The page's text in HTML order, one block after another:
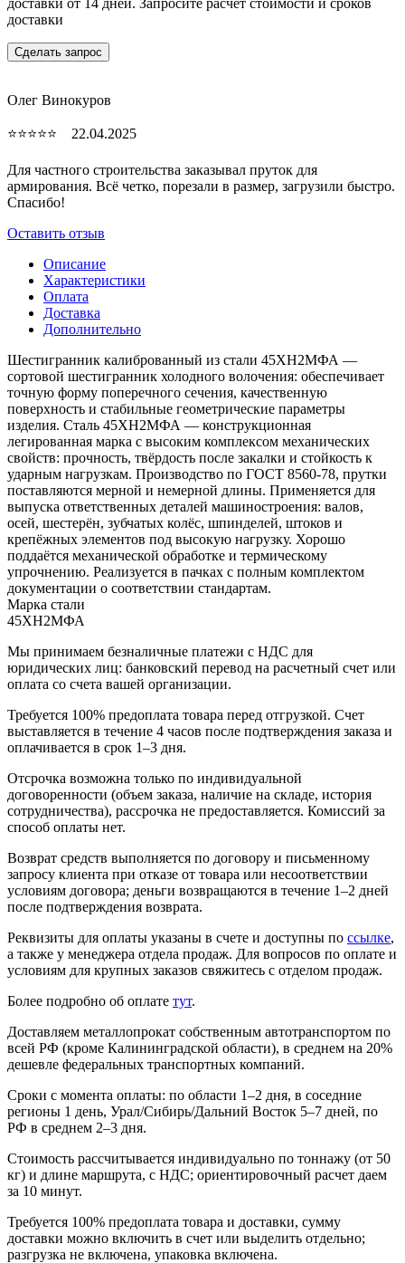
доставки
Сделать запрос
Олег Винокуров
⭐⭐⭐⭐⭐ 22.04.2025
Для частного строительства заказывал пруток для
армирования. Всё четко, порезали в размер, загрузили быстро.
Спасибо!
Оставить отзыв
Описание
Характеристики
Оплата
Доставка
Дополнительно
Шестигранник калиброванный из стали 45ХН2МФА —
сортовой шестигранник холодного волочения: обеспечивает
точную форму поперечного сечения, качественную
поверхность и стабильные геометрические параметры
изделия. Сталь 45ХН2МФА — конструкционная
легированная марка с высоким комплексом механических
свойств: прочность, твёрдость после закалки и стойкость к
ударным нагрузкам. Производство по ГОСТ 8560-78, прутки
поставляются мерной и немерной длины. Применяется для
выпуска ответственных деталей машиностроения: валов,
осей, шестерён, зубчатых колёс, шпинделей, штоков и
крепёжных элементов под высокую нагрузку. Хорошо
поддаётся механической обработке и термическому
упрочнению. Реализуется в пачках с полным комплектом
документации о соответствии стандартам.
Марка стали
45ХН2МФА
Мы принимаем безналичные платежи с НДС для
юридических лиц: банковский перевод на расчетный счет или
оплата со счета вашей организации.
Требуется 100% предоплата товара перед отгрузкой. Счет
выставляется в течение 4 часов после подтверждения заказа и
оплачивается в срок 1–3 дня.
Отсрочка возможна только по индивидуальной
договоренности (объем заказа, наличие на складе, история
сотрудничества), рассрочка не предоставляется. Комиссий за
способ оплаты нет.
Возврат средств выполняется по договору и письменному
запросу клиента при отказе от товара или несоответствии
условиям договора; деньги возвращаются в течение 1–2 дней
после подтверждения возврата.
Реквизиты для оплаты указаны в счете и доступны по ссылке,
а также у менеджера отдела продаж. Для вопросов по оплате и
условиям для крупных заказов свяжитесь с отделом продаж.
Более подробно об оплате тут.
Доставляем металлопрокат собственным автотранспортом по
всей РФ (кроме Калининградской области), в среднем на 20%
дешевле федеральных транспортных компаний.
Сроки с момента оплаты: по области 1–2 дня, в соседние
регионы 1 день, Урал/Сибирь/Дальний Восток 5–7 дней, по
РФ в среднем 2–3 дня.
Стоимость рассчитывается индивидуально по тоннажу (от 50
кг) и длине маршрута, с НДС; ориентировочный расчет даем
за 10 минут.
Требуется 100% предоплата товара и доставки, сумму
доставки можно включить в счет или выделить отдельно;
разгрузка не включена, упаковка включена.